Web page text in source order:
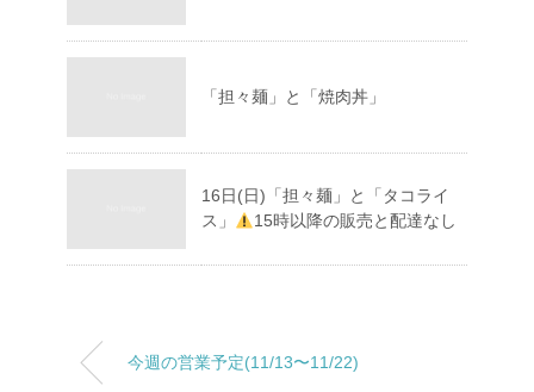
「担々麺」と「焼肉丼」
16日(日)「担々麺」と「タコライ
ス」
15時以降の販売と配達なし
今週の営業予定(11/13〜11/22)